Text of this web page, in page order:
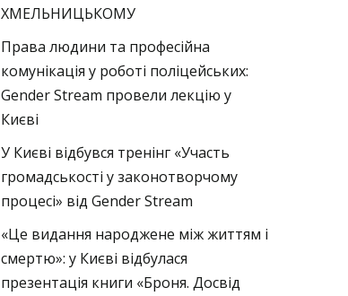
ХМЕЛЬНИЦЬКОМУ
Права людини та професійна
комунікація у роботі поліцейських:
Gender Stream провели лекцію у
Києві
У Києві відбувся тренінг «Участь
громадськості у законотворчому
процесі» від Gender Stream
«Це видання народжене між життям і
смертю»: у Києві відбулася
презентація книги «Броня. Досвід